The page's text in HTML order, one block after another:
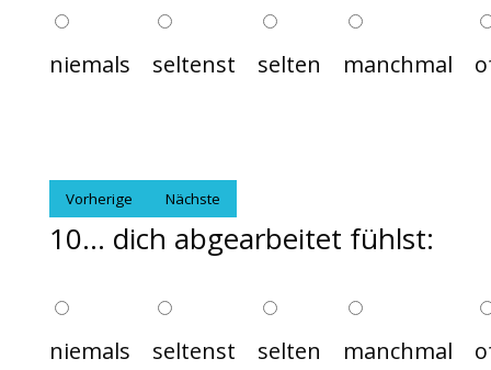
niemals seltenst selten manchmal
Vorherige Nächste
10... dich abgearbeitet fühlst:
niemals seltenst selten manchmal